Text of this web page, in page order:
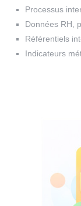
Processus
Données RH,
Référentiels
Indicateurs